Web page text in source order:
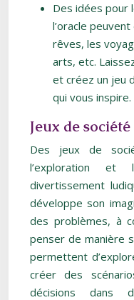
Des idées pour
l’oracle
rêves, les
arts, etc.
et créez un jeu
qui vous inspire.
Jeux de
Des jeux de
l’exploration
divertissement
développe son
des problèmes, à
penser de manière
permettent
créer des
décisions dans